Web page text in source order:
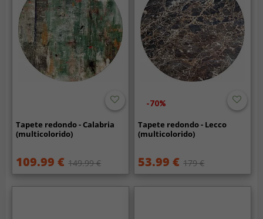
Tapete redondo - Calabria
(multicolorido)
109.99 € 149.99 €
-70%
Tapete redondo - Lecco
(multicolorido)
53.99 € 179 €